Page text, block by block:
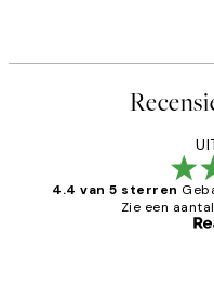
4.4 van 5 sterren
Zie een